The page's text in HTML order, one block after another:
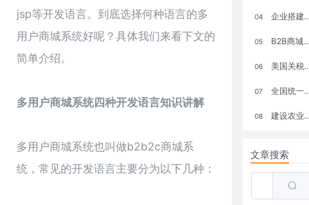
jsp等开发语言。到底选择何种语言的多
用户商城系统好呢？具体我们来看下文的
简单介绍。
多用户商城系统四种开发语言知识讲解
多用户商城系统也叫做b2b2c商城系
统，常见的开发语言主要分为以下几种：
04 企业搭建积分商城系统要注意什么？
05 B2B商城系统搭建：开发语言、功能、优势分析
06 美国关税政策冲击全球电商格局：五大类平台受重创，转型与自救成关键
07 全国统一大市场：电商如何掘金新蓝海？
08 建设农业强国，网上商城来助力！
文章搜索